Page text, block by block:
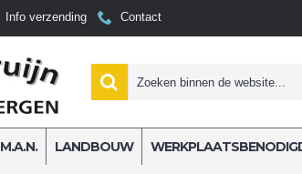
Info verzending Contact
M.A.N. LANDBOUW